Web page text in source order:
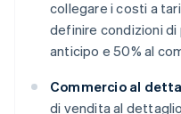
collegare i costi a
definire condizioni
anticipo e 50% al
Commercio al
di vendita al